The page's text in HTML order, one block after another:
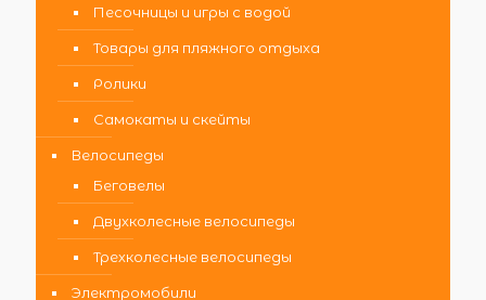
Песочницы и игры с водой
Товары для пляжного отдыха
Ролики
Самокаты и скейты
Велосипеды
Беговелы
Двухколесные велосипеды
Трехколесные велосипеды
Электромобили